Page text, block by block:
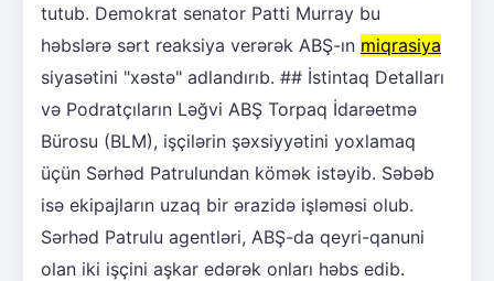
tutub. Demokrat senator Patti Murray bu
həbslərə sərt reaksiya verərək ABŞ-ın miqrasiya
siyasətini "xəstə" adlandırıb. ## İstintaq Detalları
və Podratçıların Ləğvi ABŞ Torpaq İdarəetmə
Bürosu (BLM), işçilərin şəxsiyyətini yoxlamaq
üçün Sərhəd Patrulundan kömək istəyib. Səbəb
isə ekipajların uzaq bir ərazidə işləməsi olub.
Sərhəd Patrulu agentləri, ABŞ-da qeyri-qanuni
olan iki işçini aşkar edərək onları həbs edib.